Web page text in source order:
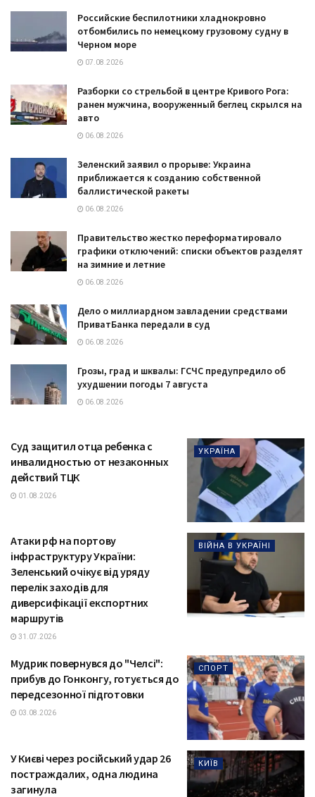
Российские беспилотники хладнокровно
отбомбились по немецкому грузовому судну в
Черном море
07.08.2026
Разборки со стрельбой в центре Кривого Рога:
ранен мужчина, вооруженный беглец скрылся на
авто
06.08.2026
Зеленский заявил о прорыве: Украина
приближается к созданию собственной
баллистической ракеты
06.08.2026
Правительство жестко переформатировало
графики отключений: списки объектов разделят
на зимние и летние
06.08.2026
Дело о миллиардном завладении средствами
ПриватБанка передали в суд
06.08.2026
Грозы, град и шквалы: ГСЧС предупредило об
ухудшении погоды 7 августа
06.08.2026
УКРАЇНА
Суд защитил отца ребенка с
инвалидностью от незаконных
действий ТЦК
01.08.2026
ВІЙНА В УКРАЇНІ
Атаки рф на портову
інфраструктуру України:
Зеленський очікує від уряду
перелік заходів для
диверсифікації експортних
маршрутів
31.07.2026
СПОРТ
Мудрик повернувся до "Челсі":
прибув до Гонконгу, готується до
передсезонної підготовки
03.08.2026
КИЇВ
У Києві через російський удар 26
постраждалих, одна людина
загинула